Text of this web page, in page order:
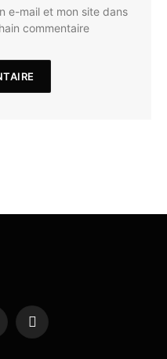
e-mail et mon site dans
commentaire
Instagram